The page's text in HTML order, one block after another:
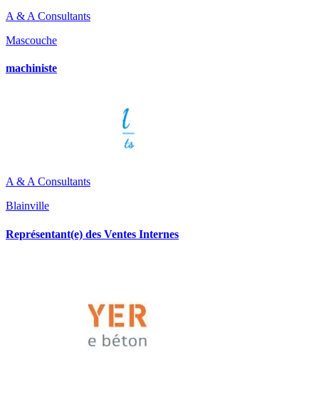
A & A Consultants
Mascouche
machiniste
A & A Consultants
Blainville
Représentant(e) des Ventes Internes